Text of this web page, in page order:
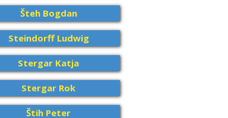
Šteh Bogdan
Steindorff Ludwig
Stergar Katja
Stergar Rok
Štih Peter